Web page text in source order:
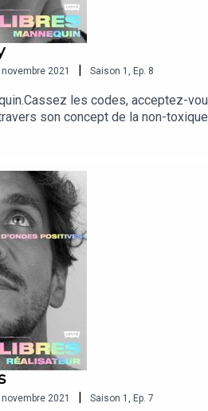
2021 | Saison 1 , Ep. 8
les codes, acceptez-
son concept de la non-
2021 | Saison 1 , Ep. 7